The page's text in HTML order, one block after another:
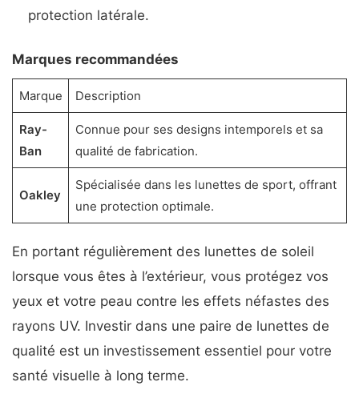
protection latérale.
Marques recommandées
Marque Description
Ray-
Ban
Connue pour ses designs intemporels et sa
qualité de fabrication.
Oakley
Spécialisée dans les lunettes de sport, offrant
une protection optimale.
En portant régulièrement des lunettes de soleil
lorsque vous êtes à l’extérieur, vous protégez vos
yeux et votre peau contre les effets néfastes des
rayons UV. Investir dans une paire de lunettes de
qualité est un investissement essentiel pour votre
santé visuelle à long terme.